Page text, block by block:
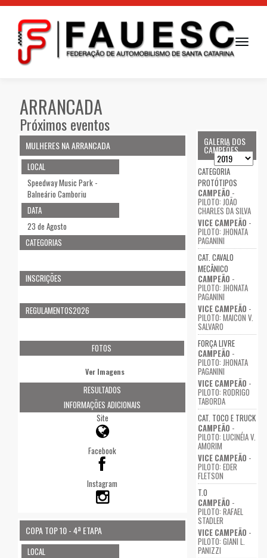
Toggle
ARRANCADA
Próximos eventos
MULHERES NA ARRANCADA
LOCAL
Speedway Music Park -
Balneário Camboriu
DATA
23 de Agosto
CATEGORIAS
INSCRIÇÕES
REGULAMENTOS2026
FOTOS
Ver Imagens
RESULTADOS
INFORMAÇÕES ADICIONAIS
Site
Facebook
Instagram
COPA TOP 10 - 4ª ETAPA
LOCAL
GALERIA DOS
CAMPEÕES
CATEGORIA
PROTÓTIPOS
CAMPEÃO -
PILOTO: JOÃO
CHARLES DA SILVA
VICE CAMPEÃO -
PILOTO: JHONATA
PAGANINI
CAT. CAVALO
MECÂNICO
CAMPEÃO -
PILOTO: JHONATA
PAGANINI
VICE CAMPEÃO -
PILOTO: MAICON V.
SALVARO
FORÇA LIVRE
CAMPEÃO -
PILOTO: JHONATA
PAGANINI
VICE CAMPEÃO -
PILOTO: RODRIGO
TABORDA
CAT. TOCO E TRUCK
CAMPEÃO -
PILOTO: LUCINÉIA V.
AMORIM
VICE CAMPEÃO -
PILOTO: EDER
FLETSON
T.O
CAMPEÃO -
PILOTO: RAFAEL
STADLER
VICE CAMPEÃO -
PILOTO: GIANI L.
PANIZZI